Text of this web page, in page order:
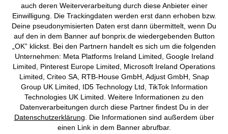
AGB Datenschutz Cookie-Einstellungen Impressum
Vertrag widerrufen
©2026 bonprix.Alle Rechte vorbehalten.
Deutsch Français
auch deren Weiterverarbeitung durch diese Anbieter einer
Einwilligung. Die Trackingdaten werden erst dann erhoben bzw.
Deine pseudonymisierten Daten erst dann übermittelt, wenn Du
auf den in dem Banner auf bonprix.de wiedergebenden Button
„OK” klickst. Bei den Partnern handelt es sich um die folgenden
Unternehmen: Meta Platforms Ireland Limited, Google Ireland
Limited, Pinterest Europe Limited, Microsoft Ireland Operations
Limited, Criteo SA, RTB-House GmbH, Adjust GmbH, Snap
Group UK Limited, ID5 Technology Ltd, TikTok Information
Technologies UK Limited. Weitere Informationen zu den
Datenverarbeitungen durch diese Partner findest Du in der
Datenschutzerklärung . Die Informationen sind außerdem über
einen Link in dem Banner abrufbar.